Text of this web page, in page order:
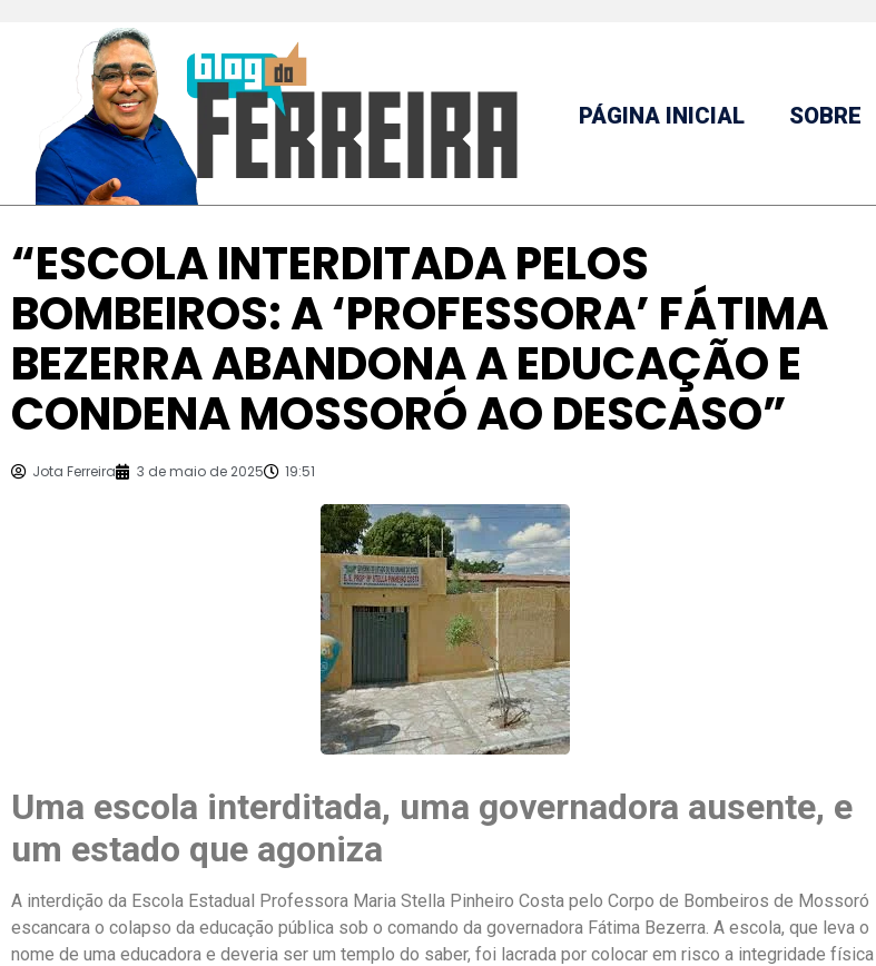
PÁGINA INICIAL SOBRE
“ESCOLA INTERDITADA PELOS
BOMBEIROS: A ‘PROFESSORA’ FÁTIMA
BEZERRA ABANDONA A EDUCAÇÃO E
CONDENA MOSSORÓ AO DESCASO”
Jota Ferreira 3 de maio de 2025 19:51
Uma escola interditada, uma governadora ausente, e
um estado que agoniza
A interdição da Escola Estadual Professora Maria Stella Pinheiro Costa pelo Corpo de Bombeiros de Mossoró
escancara o colapso da educação pública sob o comando da governadora Fátima Bezerra. A escola, que leva o
nome de uma educadora e deveria ser um templo do saber, foi lacrada por colocar em risco a integridade física